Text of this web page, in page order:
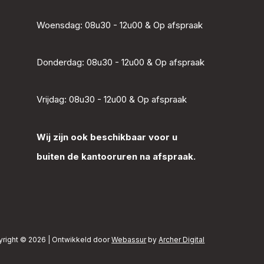
Woensdag: 08u30 - 12u00 & Op afspraak
Donderdag: 08u30 - 12u00 & Op afspraak
Vrijdag: 08u30 - 12u00 & Op afspraak
Wij zijn ook beschikbaar voor u
buiten de kantooruren na afspraak.
© 2026 | Ontwikkeld doorWebassurbyArcher Digital